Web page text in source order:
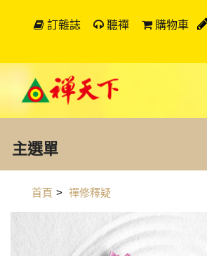
訂雜誌 聽禪 購物車
主選單
首頁 > 禪修釋疑